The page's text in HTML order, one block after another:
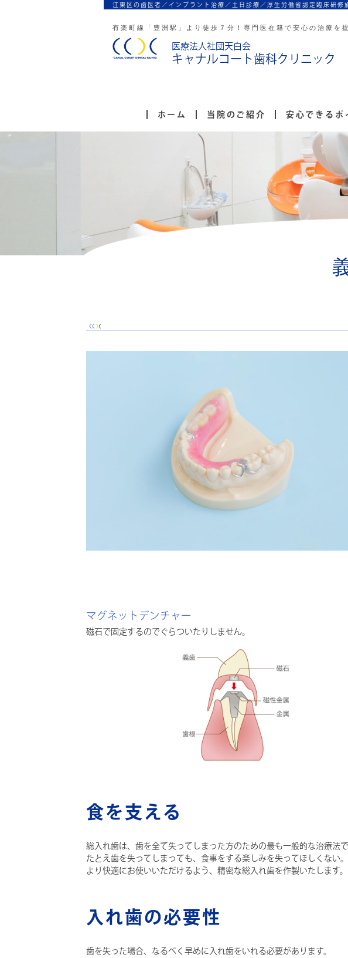
江東区の歯医者／インプラント治療／ 土日診療／厚生労働省認定臨床研修
有楽町線「豊洲駅」より徒歩７分！ 専門医在籍で安心の治療を
医療法人社団天白会
キャナルコート歯科クリニック
ホーム 当院のご紹介 安心できるポ
マグネットデンチャー
磁石で固定するのでぐらついたりしません。
食を支える
総入れ歯は、歯を全て失ってしまった方のための最も一般的な治療法で
たとえ歯を失ってしまっても、食事をする楽しみを失ってほしくない
より快適にお使いいただけるよう、精密な総入れ歯を作製いたします。
入れ歯の必要性
歯を失った場合、なるべく早めに入れ歯をいれる必要があります。